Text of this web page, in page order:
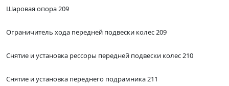
Шаровая опора 209
Ограничитель хода передней подвески колес 209
Снятие и установка рессоры передней подвески колес 210
Снятие и установка переднего подрамника 211